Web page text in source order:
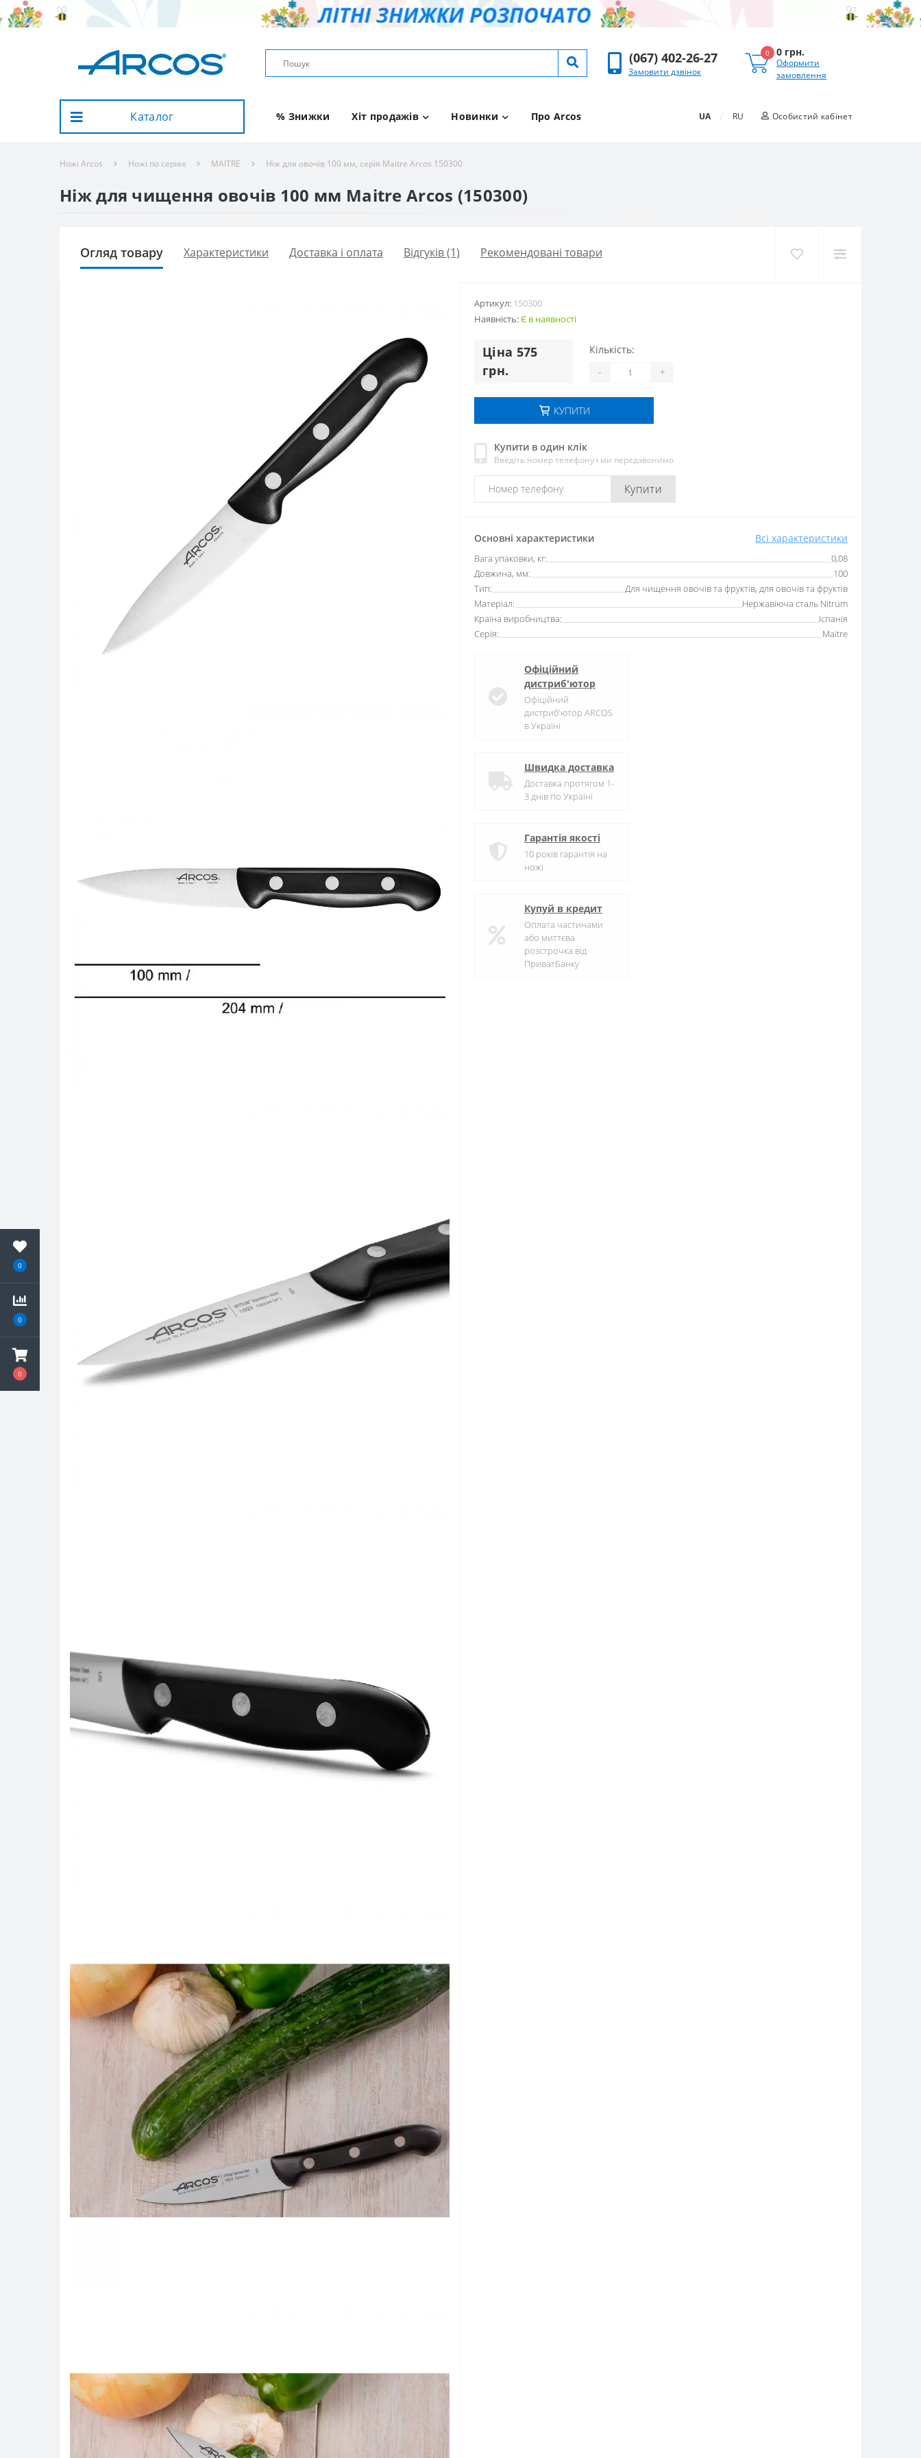
0
0
0
(067) 402-26-27
Замовити дзвінок
0 0 грн.
Оформити
замовлення
Каталог % Знижки Хіт продажів Новинки Про Arcos UA / RU Особистий кабінет
Ножі Arcos Ножі по серіях MAITRE Ніж для овочів 100 мм, серія Maitre Arcos 150300
Ніж для чищення овочів 100 мм Maitre Arcos (150300)
Огляд товару Характеристики Доставка і оплата Відгуків (1) Рекомендовані товари
Артикул: 150300
Наявність:Є в наявності
Цiна 575
грн.
Кількість:
- +
КУПИТИ
Купити в один клік
Введіть номер телефону і ми передзвонимо
Купити
Основні характеристики Всі характеристики
Вага упаковки, кг:
0,08
Довжина, мм:
100
Тип:
Для чищення овочів та фруктів, для овочів та фруктів
Матеріал:
Нержавіюча сталь Nitrum
Країна виробництва:
Іспанія
Серія:
Maitre
Офіційний
дистриб'ютор
Офіційний
дистриб'ютор ARCOS
в Україні
Швидка доставка
Доставка протягом 1-
3 днів по Україні
Гарантія якості
10 років гарантія на
ножі
Купуй в кредит
Оплата частинами
або миттєва
розстрочка від
ПриватБанку